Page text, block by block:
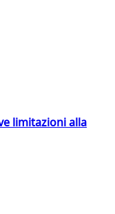
limitazioni alla